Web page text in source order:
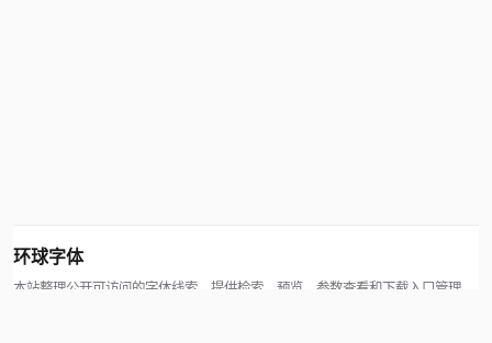
环球字体
本站整理公开可访问的字体线索，提供检索、预览、参数查看和下载入口管理。